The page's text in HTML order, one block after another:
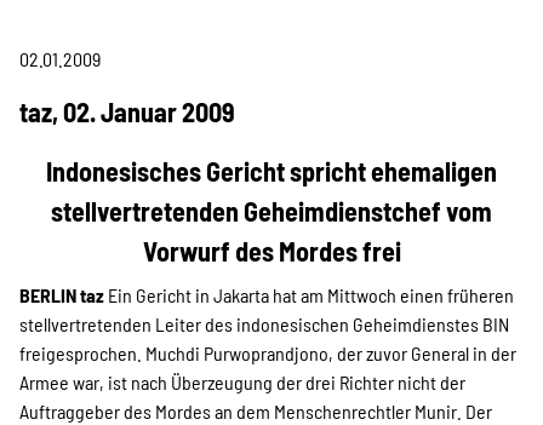
Projekte
Kampagne
Stellenangebote
02.01.2009
taz, 02. Januar 2009
Indonesisches Gericht spricht ehemaligen
stellvertretenden Geheimdienstchef vom
Vorwurf des Mordes frei
BERLIN taz Ein Gericht in Jakarta hat am Mittwoch einen früheren
stellvertretenden Leiter des indonesischen Geheimdienstes BIN
freigesprochen. Muchdi Purwoprandjono, der zuvor General in der
Armee war, ist nach Überzeugung der drei Richter nicht der
Auftraggeber des Mordes an dem Menschenrechtler Munir. Der